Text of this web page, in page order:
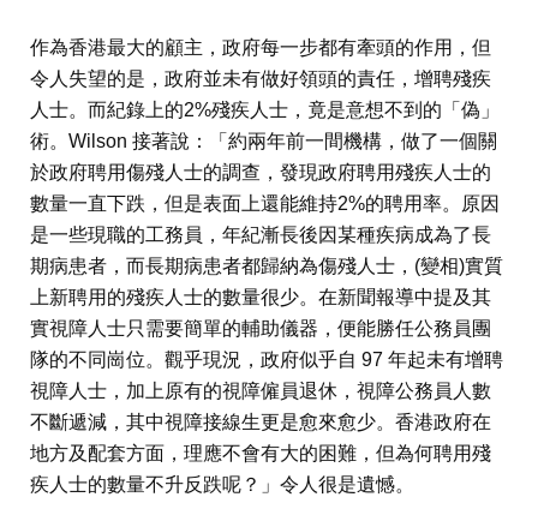
作為香港最大的顧主，政府每一步都有牽頭的作用，但
令人失望的是，政府並未有做好領頭的責任，增聘殘疾
人士。而紀錄上的2%殘疾人士，竟是意想不到的「偽」
術。Wilson 接著說：「約兩年前一間機構，做了一個關
於政府聘用傷殘人士的調查，發現政府聘用殘疾人士的
數量一直下跌，但是表面上還能維持2%的聘用率。原因
是一些現職的工務員，年紀漸長後因某種疾病成為了長
期病患者，而長期病患者都歸納為傷殘人士，(變相)實質
上新聘用的殘疾人士的數量很少。在新聞報導中提及其
實視障人士只需要簡單的輔助儀器，便能勝任公務員團
隊的不同崗位。觀乎現況，政府似乎自 97 年起未有增聘
視障人士，加上原有的視障僱員退休，視障公務員人數
不斷遞減，其中視障接線生更是愈來愈少。香港政府在
地方及配套方面，理應不會有大的困難，但為何聘用殘
疾人士的數量不升反跌呢？」令人很是遺憾。